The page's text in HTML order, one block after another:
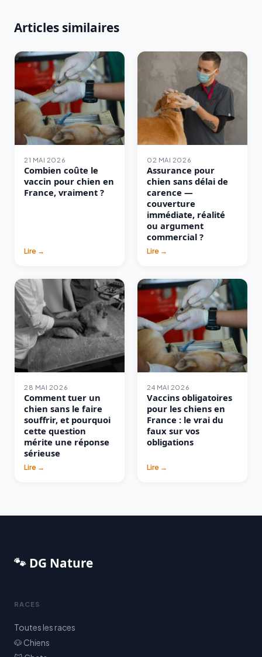
Articles similaires
21 MAI 2026
Combien coûte le
vaccin pour chien en
France, vraiment ?
Lire →
02 MAI 2026
Assurance pour
chien sans délai de
carence —
couverture
immédiate, réalité
ou argument
commercial ?
Lire →
28 MAI 2026
Comment tuer un
chien sans le faire
souffrir, et pourquoi
cette question
mérite une réponse
sérieuse
Lire →
24 MAI 2026
Vaccins obligatoires
pour les chiens en
France : le vrai du
faux sur vos
obligations
Lire →
🐾 DG Nature
RACES
Toutes les races
🐶 Chiens